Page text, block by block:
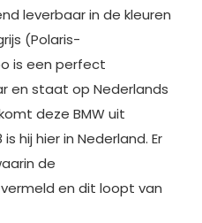
leverbaar in de kleuren
(Polaris-
is een perfect
en staat op Nederlands
deze BMW uit
hij hier in Nederland. Er
de
en dit loopt van